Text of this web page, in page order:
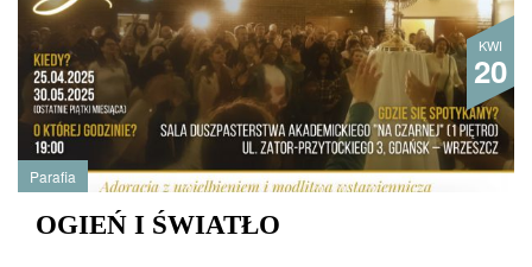
KWI
20
Parafia
OGIEŃ I ŚWIATŁO